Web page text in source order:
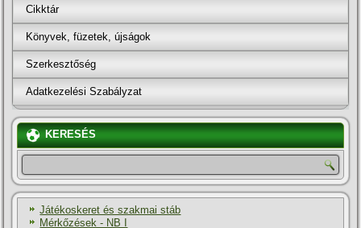
Cikktár
Könyvek, füzetek, újságok
Szerkesztőség
Adatkezelési Szabályzat
KERESÉS
Játékoskeret és szakmai stáb
Mérkőzések - NB I